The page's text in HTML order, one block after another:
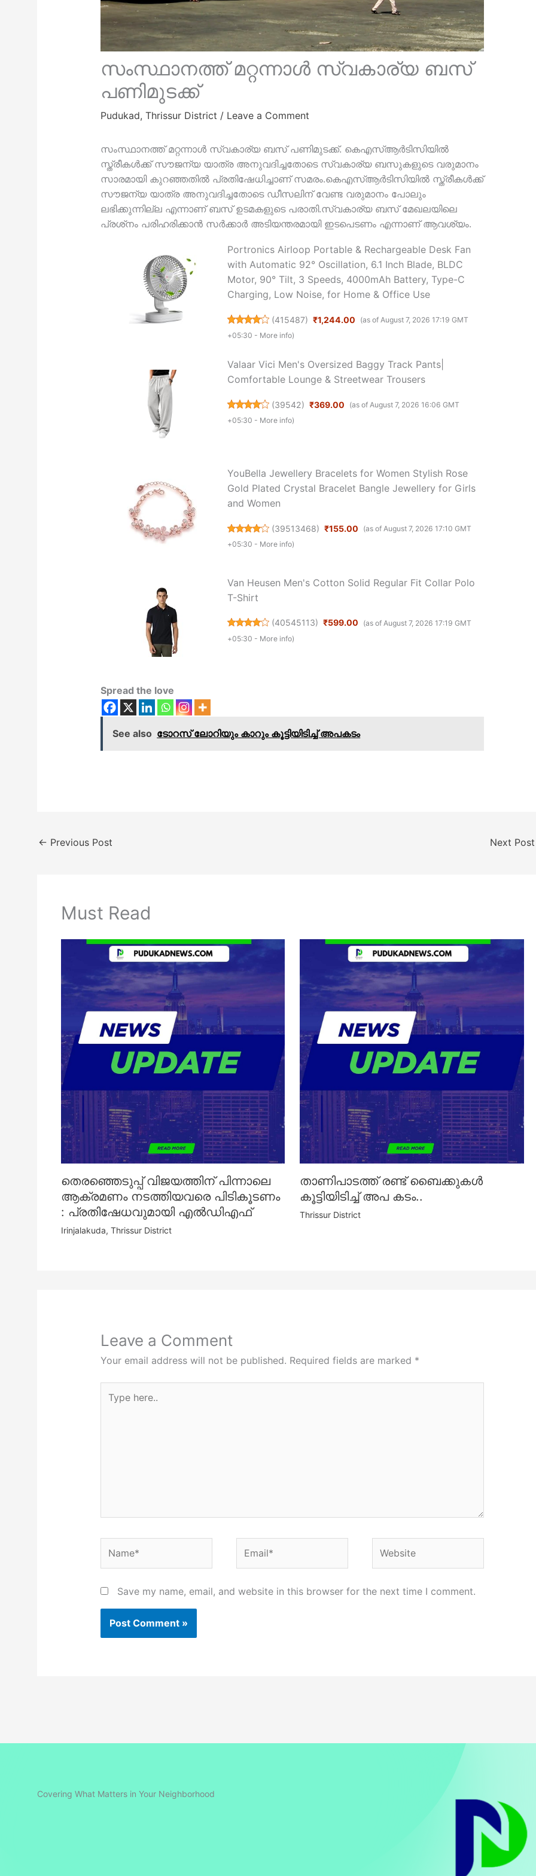
സംസ്ഥാനത്ത് മറ്റന്നാള്‍ സ്വകാര്യ ബസ്
പണിമുടക്ക്
Pudukad,Thrissur District / Leave a Comment
സംസ്ഥാനത്ത് മറ്റന്നാള്‍ സ്വകാര്യ ബസ് പണിമുടക്ക്. കെഎസ്‌ആർടിസിയില്‍
സ്ത്രീകള്‍ക്ക് സൗജന്യ യാത്ര അനുവദിച്ചതോടെ സ്വകാര്യ ബസുകളുടെ വരുമാനം
സാരമായി കുറഞ്ഞതില്‍ പ്രതിഷേധിച്ചാണ് സമരം.കെഎസ്‌ആർടിസിയില്‍ സ്ത്രീകള്‍ക്ക്
സൗജന്യ യാത്ര അനുവദിച്ചതോടെ ഡീസലിന് വേണ്ട വരുമാനം പോലും
ലഭിക്കുന്നില്ല എന്നാണ് ബസ് ഉടമകളുടെ പരാതി.സ്വകാര്യ ബസ് മേഖലയിലെ
പ്രശ്‌നം പരിഹരിക്കാൻ സർക്കാർ അടിയന്തരമായി ഇടപെടണം എന്നാണ് ആവശ്യം.
Portronics Airloop Portable & Rechargeable Desk Fan
with Automatic 92° Oscillation, 6.1 Inch Blade, BLDC
Motor, 90° Tilt, 3 Speeds, 4000mAh Battery, Type-C
Charging, Low Noise, for Home & Office Use
(415487) ₹1,244.00
(as of August 7, 2026 17:19 GMT
+05:30 - More info)
Valaar Vici Men's Oversized Baggy Track Pants|
Comfortable Lounge & Streetwear Trousers
(39542) ₹369.00
(as of August 7, 2026 16:06 GMT
+05:30 - More info)
YouBella Jewellery Bracelets for Women Stylish Rose
Gold Plated Crystal Bracelet Bangle Jewellery for Girls
and Women
(39513468) ₹155.00
(as of August 7, 2026 17:10 GMT
+05:30 - More info)
Van Heusen Men's Cotton Solid Regular Fit Collar Polo
T-Shirt
(40545113) ₹599.00
(as of August 7, 2026 17:19 GMT
+05:30 - More info)
Spread the love
See also ടോറസ് ലോറിയും കാറും കൂട്ടിയിടിച്ച് അപകടം
← Previous Post Next
Must Read
തെരഞ്ഞെടുപ്പ് വിജയത്തിന് പിന്നാലെ
ആക്രമണം നടത്തിയവരെ പിടികൂടണം
: പ്രതിഷേധവുമായി എൽഡിഎഫ്
Irinjalakuda, Thrissur District
താണിപാടത്ത് രണ്ട് ബൈക്കുകൾ
കൂട്ടിയിടിച്ച് അപ കടം..
Thrissur District
Leave a Comment
Your email address will not be published. Required fields are marked *
here..
Save my name, email, and website in this browser for the next time I comment.
Covering What Matters in Your Neighborhood